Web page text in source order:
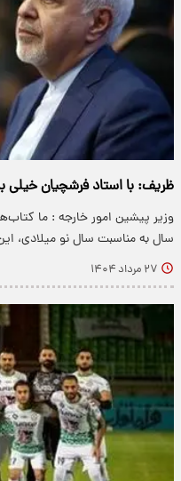
ظریف: با استاد فرشچیان خیلی
وزیر پیشین امور خارجه : ما
سال به مناسبت سال نو میلادی،
۲۷ مرداد ۱۴۰۴